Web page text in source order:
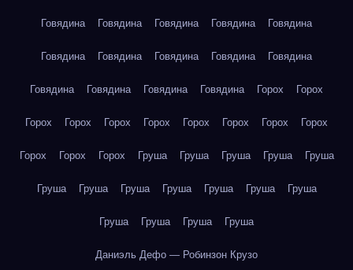
Говядина Говядина Говядина Говядина Говядина
Говядина Говядина Говядина Говядина Говядина
Говядина Говядина Говядина Говядина Горох Горох
Горох Горох Горох Горох Горох Горох Горох Горох
Горох Горох Горох Груша Груша Груша Груша Груша
Груша Груша Груша Груша Груша Груша Груша
Груша Груша Груша Груша
Даниэль Дефо — Робинзон Крузо